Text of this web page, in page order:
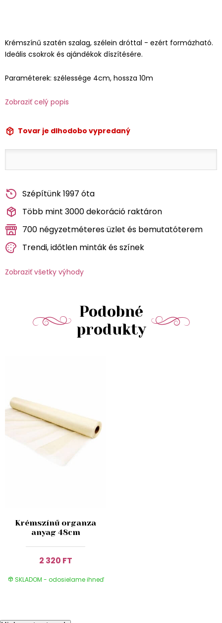
Krémszínű szatén szalag, szélein dróttal - ezért formázható.
Ideális csokrok és ajándékok díszítésére.
Paraméterek: szélessége 4cm, hossza 10m
Zobraziť celý popis
Tovar je dlhodobo vypredaný
Szépítünk 1997 óta
Több mint 3000 dekoráció raktáron
700 négyzetméteres üzlet és bemutatóterem
Trendi, időtlen minták és színek
Zobraziť všetky výhody
Podobné
produkty
Krémszínű organza
anyag 48cm
2 320 FT
SKLADOM - odosielame ihneď